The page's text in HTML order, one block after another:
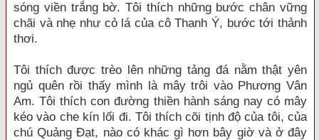
sóng viền trắng bờ. Tôi thích những bước chân vững
chãi và nhẹ như cỏ lá của cô Thanh Ý, bước tới thảnh
thơi.
Tôi thích được trèo lên những tảng đá nằm thật yên
ngủ quên rồi thấy mình là mây trôi vào Phương Vân
Am. Tôi thích con đường thiền hành sáng nay có mây
kéo vào che kín lối đi. Tôi thích cõi tịnh độ của tôi, của
chú Quảng Đạt, nào có khác gì hơn bây giờ và ở đây